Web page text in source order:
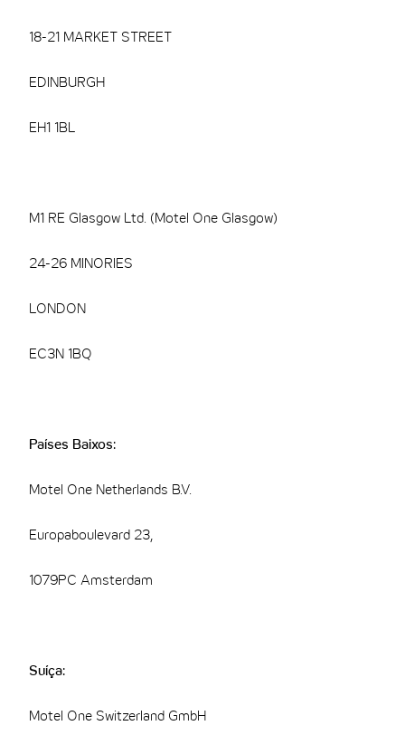
18-21 MARKET STREET
EDINBURGH
EH1 1BL
M1 RE Glasgow Ltd. (Motel One Glasgow)
24-26 MINORIES
LONDON
EC3N 1BQ
Países Baixos:
Motel One Netherlands B.V.
Europaboulevard 23,
1079PC Amsterdam
Suíça:
Motel One Switzerland GmbH